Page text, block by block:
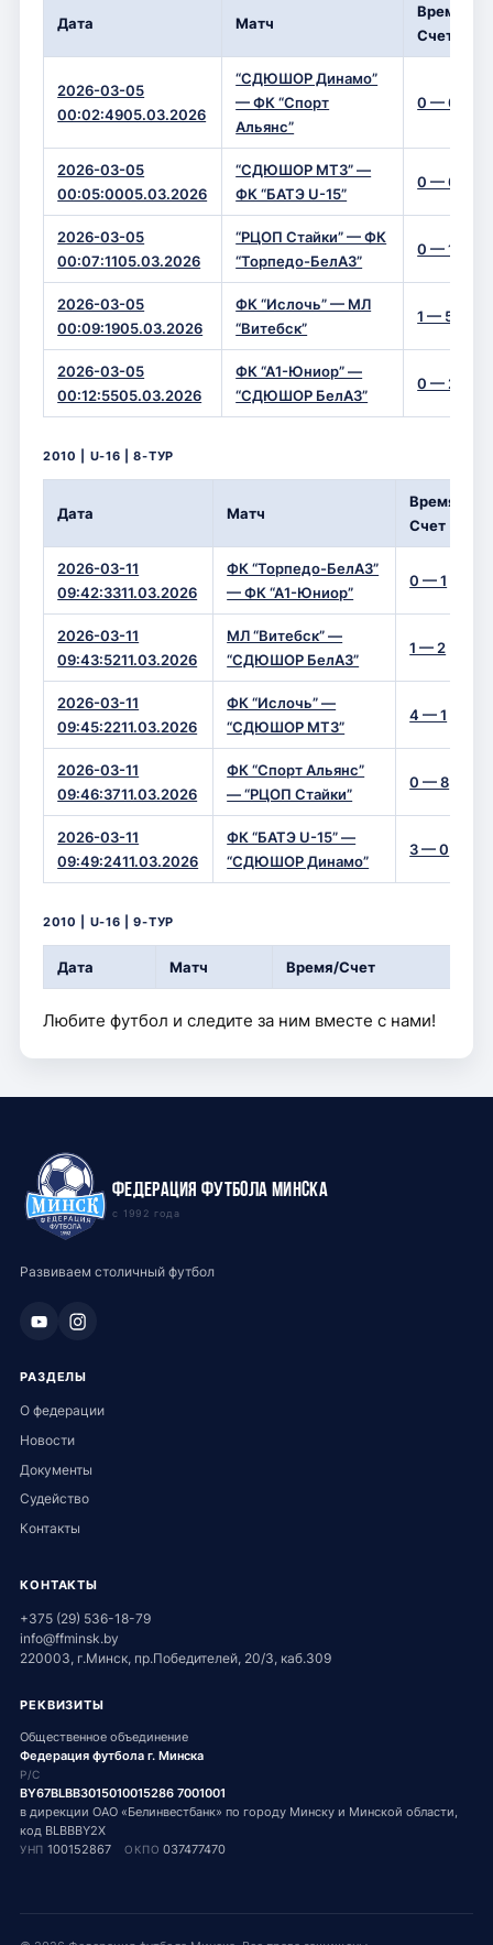
Дата Матч
Время/
Счет
2026-03-05
00:02:4905.03.2026
“СДЮШОР Динамо”
— ФК “Спорт
Альянс”
0 — 0
2026-03-05
00:05:0005.03.2026
“СДЮШОР МТЗ” —
ФК “БАТЭ U-15”
0 — 0
2026-03-05
00:07:1105.03.2026
“РЦОП Стайки” — ФК
“Торпедо-БелАЗ”
0 — 1
2026-03-05
00:09:1905.03.2026
ФК “Ислочь” — МЛ
“Витебск”
1 — 5
2026-03-05
00:12:5505.03.2026
ФК “А1-Юниор” —
“СДЮШОР БелАЗ”
0 — 2
2010 | U-16 | 8-ТУР
Дата Матч
Время/
Счет
2026-03-11
09:42:3311.03.2026
ФК “Торпедо-БелАЗ”
— ФК “А1-Юниор”
0 — 1
2026-03-11
09:43:5211.03.2026
МЛ “Витебск” —
“СДЮШОР БелАЗ”
1 — 2
2026-03-11
09:45:2211.03.2026
ФК “Ислочь” —
“СДЮШОР МТЗ”
4 — 1
2026-03-11
09:46:3711.03.2026
ФК “Спорт Альянс”
— “РЦОП Стайки”
0 — 8
2026-03-11
09:49:2411.03.2026
ФК “БАТЭ U-15” —
“СДЮШОР Динамо”
3 — 0
2010 | U-16 | 9-ТУР
Дата Матч Время/Счет
Любите футбол и следите за ним вместе с нами!
Федерация футбола Минска
с 1992 года
Развиваем столичный футбол
РАЗДЕЛЫ
О федерации
Новости
Документы
Судейство
Контакты
КОНТАКТЫ
+375 (29) 536-18-79
info@ffminsk.by
220003, г.Минск, пр.Победителей, 20/3, каб.309
РЕКВИЗИТЫ
Общественное объединение
Федерация футбола г. Минска
Р/С
BY67BLBB3015010015286 7001001
в дирекции ОАО «Белинвестбанк» по городу Минску и Минской области,
код BLBBBY2X
УНП 100152867ОКПО 037477470